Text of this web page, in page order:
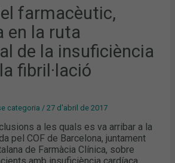
farmacèutic,
en la ruta
de la insuficiència
fibril·lació
categoria /27 d'abril de 2017
a les quals es va arribar a la
pel COF de Barcelona, juntament
de Farmàcia Clínica, sobre